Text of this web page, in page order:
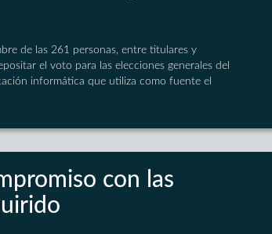
de las 261 personas, entre titulares y
el voto para las elecciones generales del
informática que utiliza como fuente el
con las